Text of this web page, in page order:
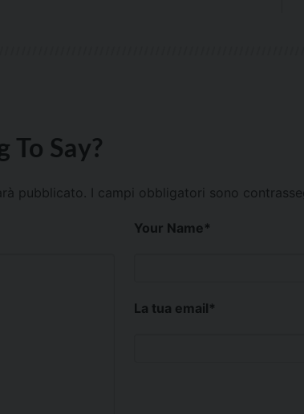
To Say?
pubblicato. I campi obbligatori sono
Your Name*
La tua email*